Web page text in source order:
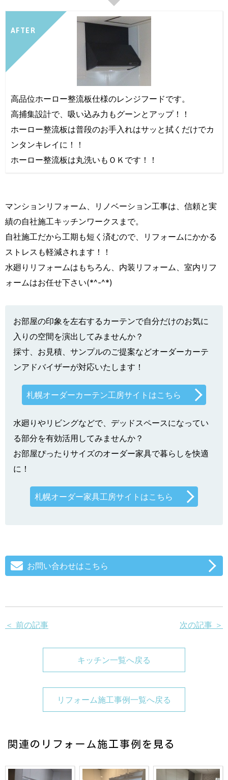
AFTER
高品位ホーロー整流板仕様のレンジフードです。
高捕集設計で、吸い込み力もグーンとアップ！！
ホーロー整流板は普段のお手入れはサッと拭くだけでカ
ンタンキレイに！！
ホーロー整流板は丸洗いもＯＫです！！
マンションリフォーム、リノベーション工事は、信頼と実
績の自社施工キッチンワークスまで。
自社施工だから工期も短く済むので、リフォームにかかる
ストレスも軽減されます！！
水廻りリフォームはもちろん、内装リフォーム、室内リフ
ォームはお任せ下さい(*^-^*)
お部屋の印象を左右するカーテンで自分だけのお気に
入りの空間を演出してみませんか？
採寸、お見積、サンプルのご提案などオーダーカーテ
ンアドバイザーが対応いたします！
札幌オーダーカーテン工房サイトはこちら
水廻りやリビングなどで、デッドスペースになってい
る部分を有効活用してみませんか？
お部屋ぴったりサイズのオーダー家具で暮らしを快適
に！
札幌オーダー家具工房サイトはこちら
お問い合わせはこちら
＜ 前の記事 次の記事 ＞
キッチン一覧へ戻る
リフォーム施工事例一覧へ戻る
関連のリフォーム施工事例を見る